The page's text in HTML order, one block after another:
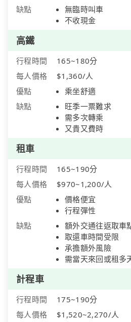
缺點
無臨時叫車
不收現金
高鐵
行程時間
165~180分
每人價格
$1,360/人
優點
乘坐舒適
缺點
旺季一票難求
需多次轉乘
又貴又費時
租車
行程時間
165~190分
每人價格
$970~1,200/人
優點
價格便宜
行程彈性
缺點
額外交通往返取車
取還車時間受限
承擔額外風險
需當天來回或租多
計程車
行程時間
175~190分
每人價格
$1,520~2,270/人